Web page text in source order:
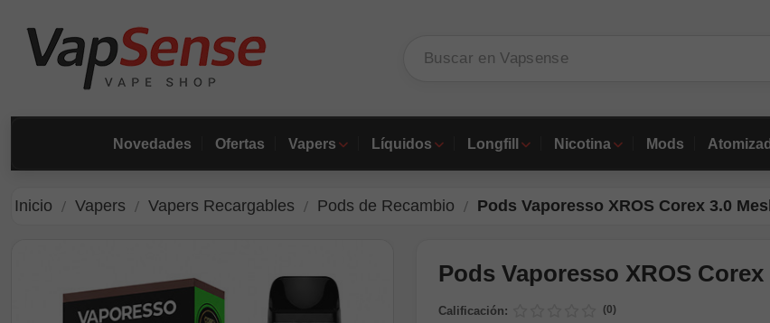
Novedades Ofertas Vapers Líquidos Longfill Nicotina Mods
Inicio Vapers Vapers Recargables Pods de Recambio Pods Vaporesso XROS Corex 3.0
Pods Vaporesso XROS
Calificación: (0)